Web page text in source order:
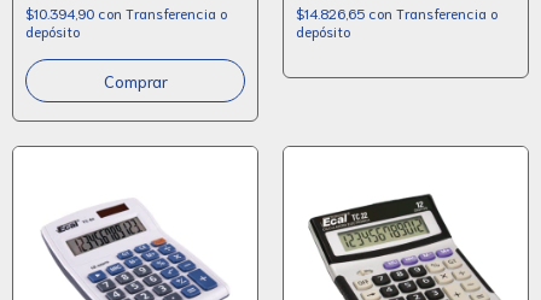
$10.394,90 con Transferencia o
depósito
$14.826,65 con Transferencia o
depósito